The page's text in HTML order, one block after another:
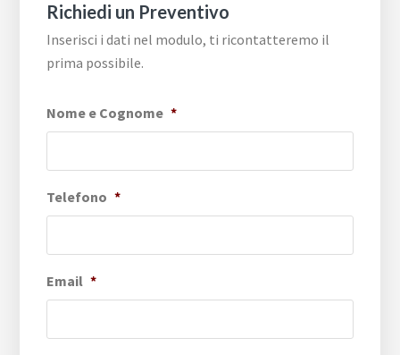
Richiedi un Preventivo
Inserisci i dati nel modulo, ti ricontatteremo il
prima possibile.
Nome e Cognome *
Telefono *
Email *